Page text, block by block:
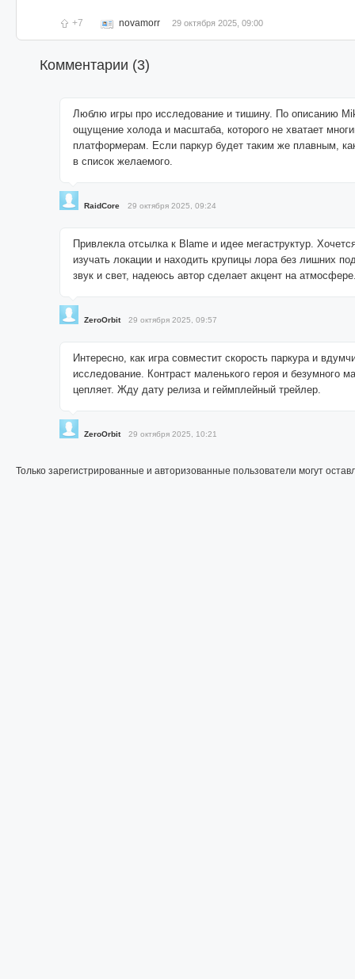
+7 novamorr 29 октября 2025, 09:00
Комментарии (3)
Люблю игры про исследование и тишину. По описанию
ощущение холода и масштаба, которого не хватает
платформерам. Если паркур будет таким же плавным,
в список желаемого.
RaidCore 29 октября 2025, 09:24
Привлекла отсылка к Blame и идее мегаструктур.
изучать локации и находить крупицы лора без лишних
звук и свет, надеюсь автор сделает акцент на
ZeroOrbit 29 октября 2025, 09:57
Интересно, как игра совместит скорость паркура и
исследование. Контраст маленького героя и безумного
цепляет. Жду дату релиза и геймплейный трейлер.
ZeroOrbit 29 октября 2025, 10:21
Только зарегистрированные и авторизованные пользователи могут